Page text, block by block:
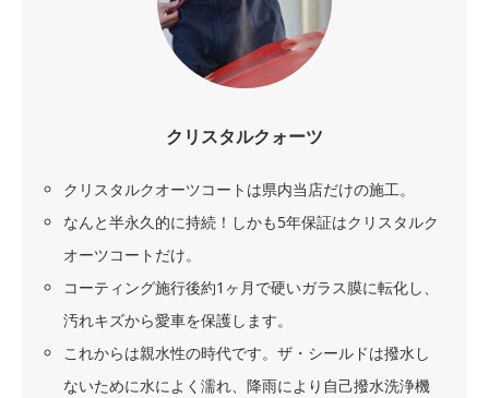
クリスタルクォーツ
クリスタルクオーツコートは県内当店だけの施工。
なんと半永久的に持続！しかも5年保証はクリスタルク
オーツコートだけ。
コーティング施行後約1ヶ月で硬いガラス膜に転化し、
汚れキズから愛車を保護します。
これからは親水性の時代です。ザ・シールドは撥水し
ないために水によく濡れ、降雨により自己撥水洗浄機